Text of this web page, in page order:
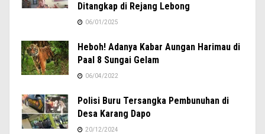
Ditangkap di Rejang Lebong
06/01/2025
Heboh! Adanya Kabar Aungan Harimau di
Paal 8 Sungai Gelam
06/04/2022
Polisi Buru Tersangka Pembunuhan di
Desa Karang Dapo
20/12/2024